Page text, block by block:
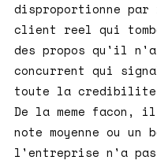
disproportionne
client reel qui
des propos qu'il
concurrent qui
toute la
De la meme facon,
note moyenne ou un
l'entreprise n'a